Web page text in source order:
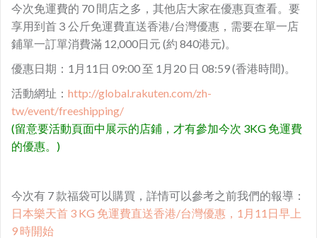
今次免運費的 70 間店之多，其他店大家在優惠頁查看。要
享用到首３公斤免運費直送香港/台灣優惠，需要在單一店
鋪單一訂單消費滿 12,000日元 (約 840港元)。
優惠日期：1月11日 09:00 至 1月20 日 08:59 (香港時間)。
活動網址： http://global.rakuten.com/zh-
tw/event/freeshipping/
(​留意要活動頁面中展示的店鋪，才有參加今次 3KG 免運費
的優惠。)
今次有 7 款福袋可以購買，詳情可以參考之前我們的報導：
日本樂天首 3 KG 免運費直送香港/台灣優惠，1月11日早上
9 時開始